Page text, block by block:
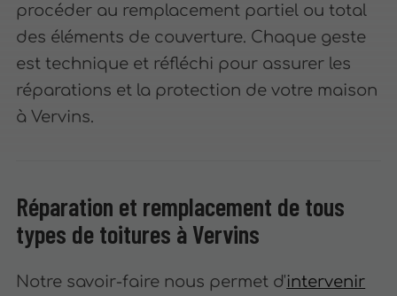
procéder au remplacement partiel ou total
des éléments de couverture. Chaque geste
est technique et réfléchi pour assurer les
réparations et la protection de votre maison
à Vervins.
Réparation et remplacement de tous
types de toitures à Vervins
Notre savoir-faire nous permet d'intervenir